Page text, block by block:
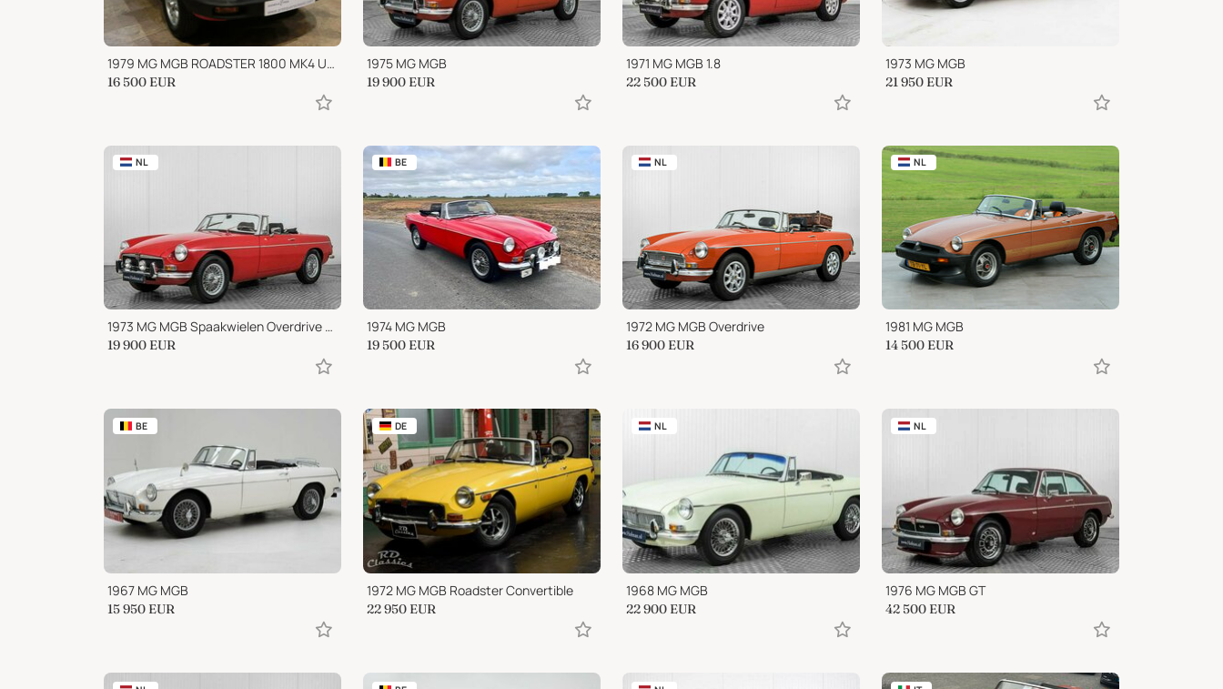
1979 MG MGB ROADSTER 1800 MK4 USA
16 500 EUR
1975 MG MGB
19 900 EUR
1971 MG MGB 1.8
22 500 EUR
1973 MG MGB
21 950 EUR
NL
1973 MG MGB Spaakwielen Overdrive LPG
19 900 EUR
BE
1974 MG MGB
19 500 EUR
NL
1972 MG MGB Overdrive
16 900 EUR
NL
1981 MG MGB
14 500 EUR
BE
1967 MG MGB
15 950 EUR
DE
1972 MG MGB Roadster Convertible
22 950 EUR
NL
1968 MG MGB
22 900 EUR
NL
1976 MG MGB GT
42 500 EUR